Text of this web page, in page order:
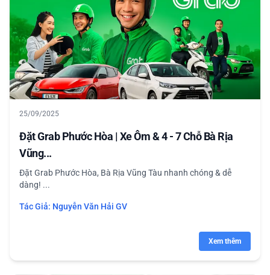
25/09/2025
Đặt Grab Phước Hòa | Xe Ôm & 4 - 7 Chỗ Bà Rịa
Vũng...
Đặt Grab Phước Hòa, Bà Rịa Vũng Tàu nhanh chóng & dễ
dàng! ...
Tác Giả: Nguyễn Văn Hải GV
Xem thêm